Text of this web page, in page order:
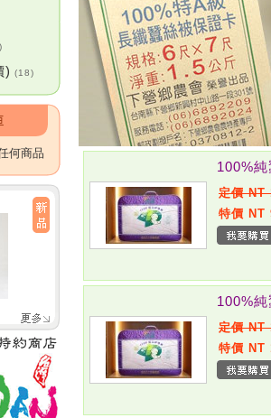
) (18)
何商品
100%
定價 NT
特價 NT
100%
定價 NT
特價 NT